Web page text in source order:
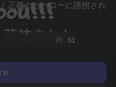
/ 正義のヒーローに誘拐され
51